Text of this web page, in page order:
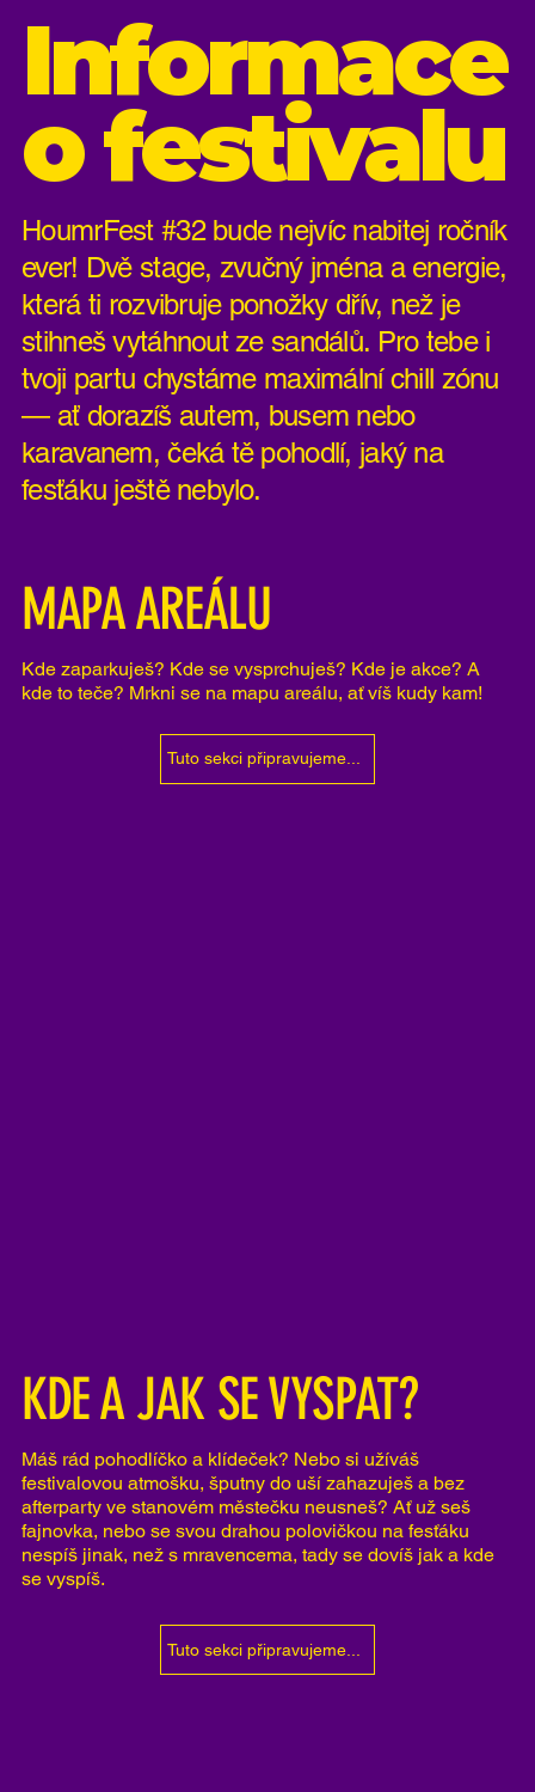
KDE A JAK SE VYSPAT?
Máš rád pohodlíčko a klídeček? Nebo si užíváš
festivalovou atmošku, šputny do uší zahazuješ a bez
afterparty ve stanovém městečku neusneš? Ať už seš
fajnovka, nebo se svou drahou polovičkou na fesťáku
nespíš jinak, než s mravencema, tady se dovíš jak a kde
se vyspíš.
Tuto sekci připravujeme...
MAPA AREÁLU
Kde zaparkuješ? Kde se vysprchuješ? Kde je akce? A
kde to teče? Mrkni se na mapu areálu, ať víš kudy kam!
Tuto sekci připravujeme...
Informace
o festivalu
HoumrFest #32 bude nejvíc nabitej ročník
ever! Dvě stage, zvučný jména a energie,
která ti rozvibruje ponožky dřív, než je
stihneš vytáhnout ze sandálů. Pro tebe i
tvoji partu chystáme maximální chill zónu
— ať dorazíš autem, busem nebo
karavanem, čeká tě pohodlí, jaký na
fesťáku ještě nebylo.